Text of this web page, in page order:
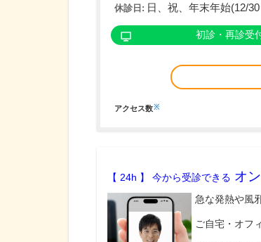
休診日: 日、祝、年末年始(12/
初診・再診受
アクセス数※
【 24h 】 今から受診できる オ
急な発熱や風
ご自宅・オフ